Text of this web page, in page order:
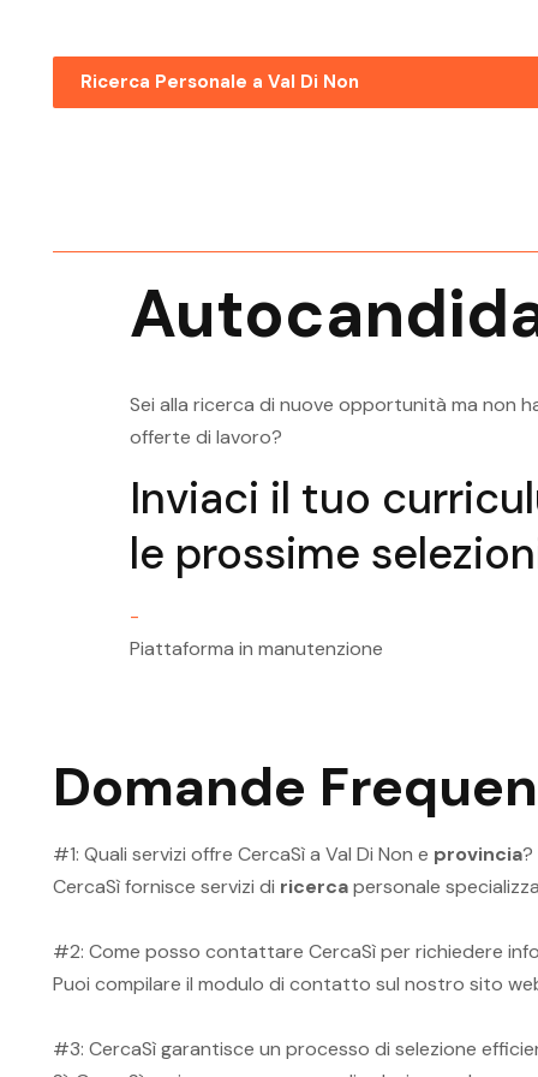
Ricerca Personale a Val Di Non
Ricerca Personale Val Di Non
Ricerca Personale Val Di Non
Ricerca Personale Val Di Non
Commerciale
Ricerca Personale Val Di Non
Contabile
Ricerca Personale Val Di Non
Customer Care
Ricerca Personale Val Di Non
Ricerca Personale Val Di Non
Manager
Sei alla ricerca di nuove opportunità ma non
offerte di lavoro?
Inviaci il tuo
le prossime
-
Piattaforma in manutenzione
Domande
#1: Quali servizi offre CercaSì a Val Di Non e provincia?
CercaSì fornisce servizi di ricercapersonale
#2: Come posso contattare CercaSì per richiedere
Puoi compilare il modulo di contatto sul nostro sito
#3: CercaSì garantisce un processo di selezione